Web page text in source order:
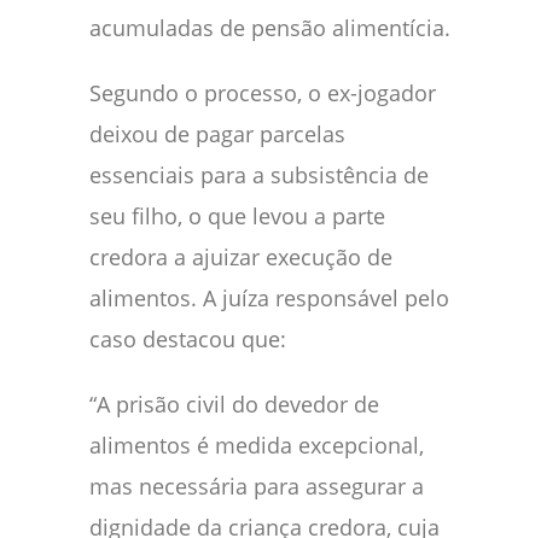
acumuladas de pensão alimentícia.
Segundo o processo, o ex-jogador
deixou de pagar parcelas
essenciais para a subsistência de
seu filho, o que levou a parte
credora a ajuizar execução de
alimentos. A juíza responsável pelo
caso destacou que:
“A prisão civil do devedor de
alimentos é medida excepcional,
mas necessária para assegurar a
dignidade da criança credora, cuja